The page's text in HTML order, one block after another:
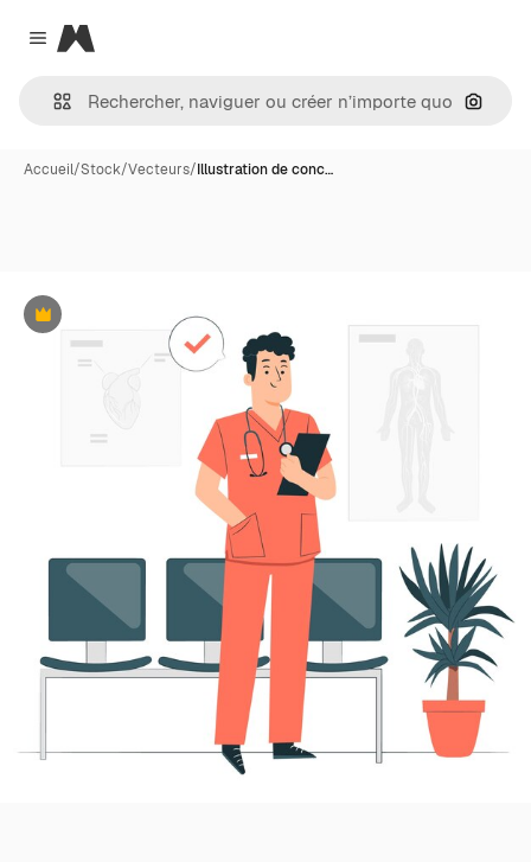
Close menu
Magnific
Accueil/Stock/Vecteurs/Illustration de conc…
Premium